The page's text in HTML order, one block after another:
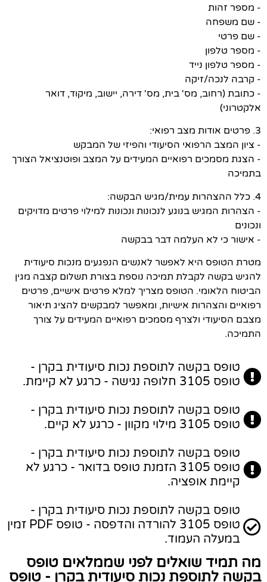
- מספר זהות
- שם משפחה
- שם פרטי
- מספר טלפון
- מספר טלפון נייד
- קרבה לנכה/זיקה
- כתובת (רחוב, מס' בית, מס' דירה, יישוב, מיקוד, דואר
אלקטרוני)
3. פרטים אודות מצב רפואי:
- ציון המצב הרפואי הסיעודי והפיזי של המבקש
- הצגת מסמכים רפואיים המעידים על המצב ופוטנציאל הצורך
בתמיכה
4. כלל ההצהרות עמית/מגיש הבקשה:
- הצהרות המגיש בנוגע לנכונות ונכונות למילוי פרטים מדויקים
ונכונים
- אישור כי לא העלמה דבר בבקשה
מטרת הטופס היא לאפשר לאנשים הנפגעים מנכות סיעודית
להגיש בקשה לקבלת תמיכה נוספת בצורת תשלום קצבה מגין
הביטוח הלאומי. הטופס מצריך למלא פרטים אישיים, פרטים
רפואיים והצהרות אישיות, ומאפשר למבקשים להציג תיאור
מצבם הסיעודי ולצרף מסמכים רפואיים המעידים על צורך
התמיכה.
טופס בקשה לתוספת נכות סיעודית בקרן -
טופס 3105 חלופה נגישה - כרגע לא קיימת.
טופס בקשה לתוספת נכות סיעודית בקרן -
טופס 3105 מילוי מקוון - כרגע לא קיים.
טופס בקשה לתוספת נכות סיעודית בקרן -
טופס 3105 הזמנת טופס בדואר - כרגע לא
קיימת אופציה.
טופס בקשה לתוספת נכות סיעודית בקרן -
טופס 3105 להורדה והדפסה - טופס PDF זמין
במעלה העמוד.
מה תמיד שואלים לפני שממלאים טופס
בקשה לתוספת נכות סיעודית בקרן - טופס